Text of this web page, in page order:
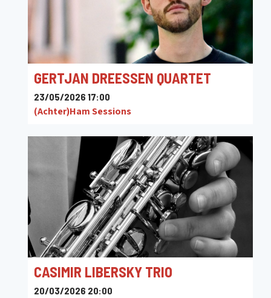
GERTJAN DREESSEN QUARTET
23/05/2026 17:00
(Achter)Ham Sessions
CASIMIR LIBERSKY TRIO
20/03/2026 20:00